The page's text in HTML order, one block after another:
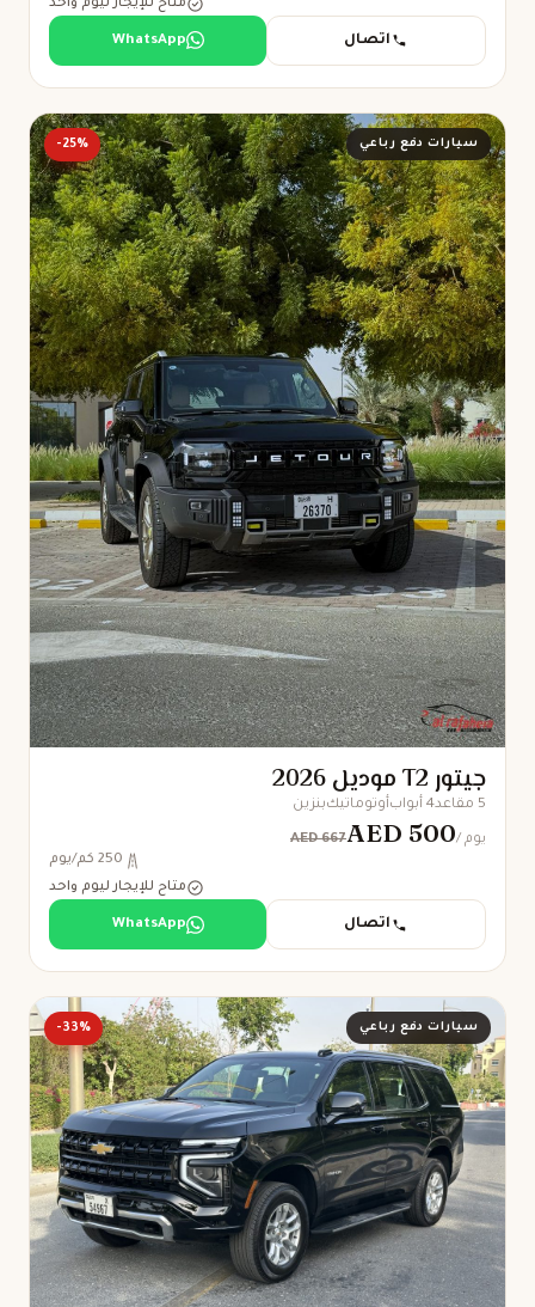
متاح للإيجار ليوم واحد
اتصال WhatsApp
سيارات دفع رباعي -25%
جيتور T2 موديل 2026
5 مقاعد 4 أبواب أوتوماتيكبنزين
AED 667AED 500 / يوم
250 كم/يوم
متاح للإيجار ليوم واحد
اتصال WhatsApp
سيارات دفع رباعي -33%